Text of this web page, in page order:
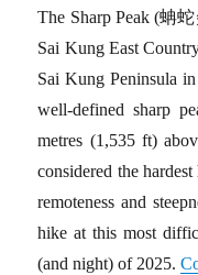
The Sharp Peak (蚺
Sai Kung East
Sai Kung Peninsula
well-defined sharp
metres (1,535 ft)
considered the
remoteness and
hike at this most
(and night) of 2025.